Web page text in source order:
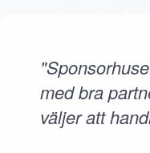
med bra
väljer att